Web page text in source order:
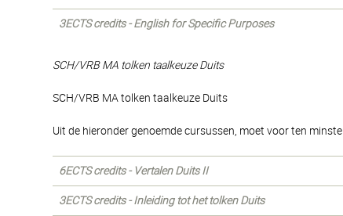
3ECTS credits - English for Specific Purposes
SCH/VRB MA tolken taalkeuze Duits
SCH/VRB MA tolken taalkeuze Duits
Uit de hieronder genoemde cursussen, moet voor ten minste
6ECTS credits - Vertalen Duits II
3ECTS credits - Inleiding tot het tolken Duits